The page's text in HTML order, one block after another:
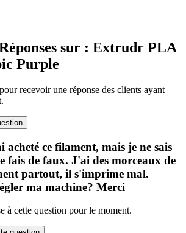
sur : Extrudr PLA
Purple
recevoir une réponse des clients ayant
ce filament, mais je ne sais
fais de faux. J'ai des morceaux de
partout, il s'imprime mal.
ma machine? Merci
à cette question pour le moment.